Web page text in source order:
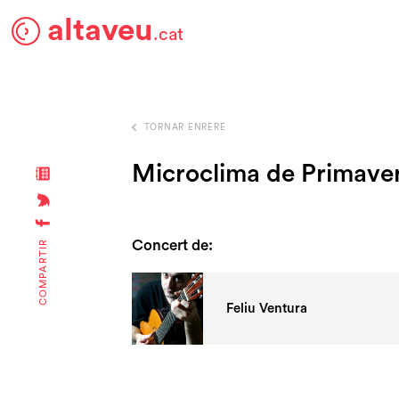
altaveu.cat
COMPARTIR
TORNAR ENRERE
Microclima de
Concert de:
Feliu Ventura